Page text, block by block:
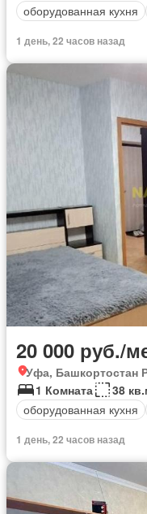
оборудованная кухня
1 день, 22 часов назад
20 000 руб./
Уфа, Башкортостан
1 Комната
38
оборудованная кухня
1 день, 22 часов назад